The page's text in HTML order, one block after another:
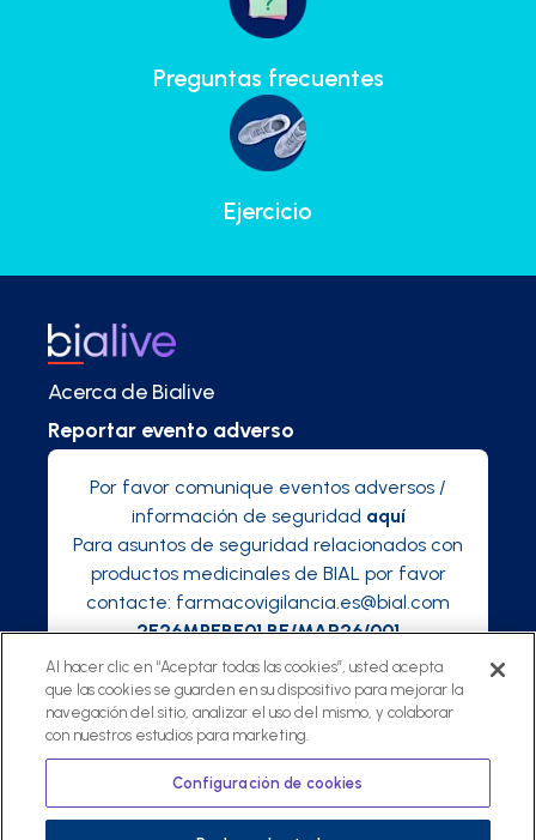
Preguntas frecuentes
Ejercicio
Acerca de Bialive
Reportar evento adverso
Por favor comunique eventos adversos /
información de seguridad aquí
Para asuntos de seguridad relacionados con
productos medicinales de BIAL por favor
contacte: farmacovigilancia.es@bial.com
2E26MPEBE01 BE/MAR26/001
© 2025 Bialive, una plataforma de Bial
Política de privacidad
Términos y condiciones
Al hacer clic en “Aceptar todas las cookies”, usted acepta
que las cookies se guarden en su dispositivo para mejorar la
navegación del sitio, analizar el uso del mismo, y colaborar
con nuestros estudios para marketing.
Configuración de cookies